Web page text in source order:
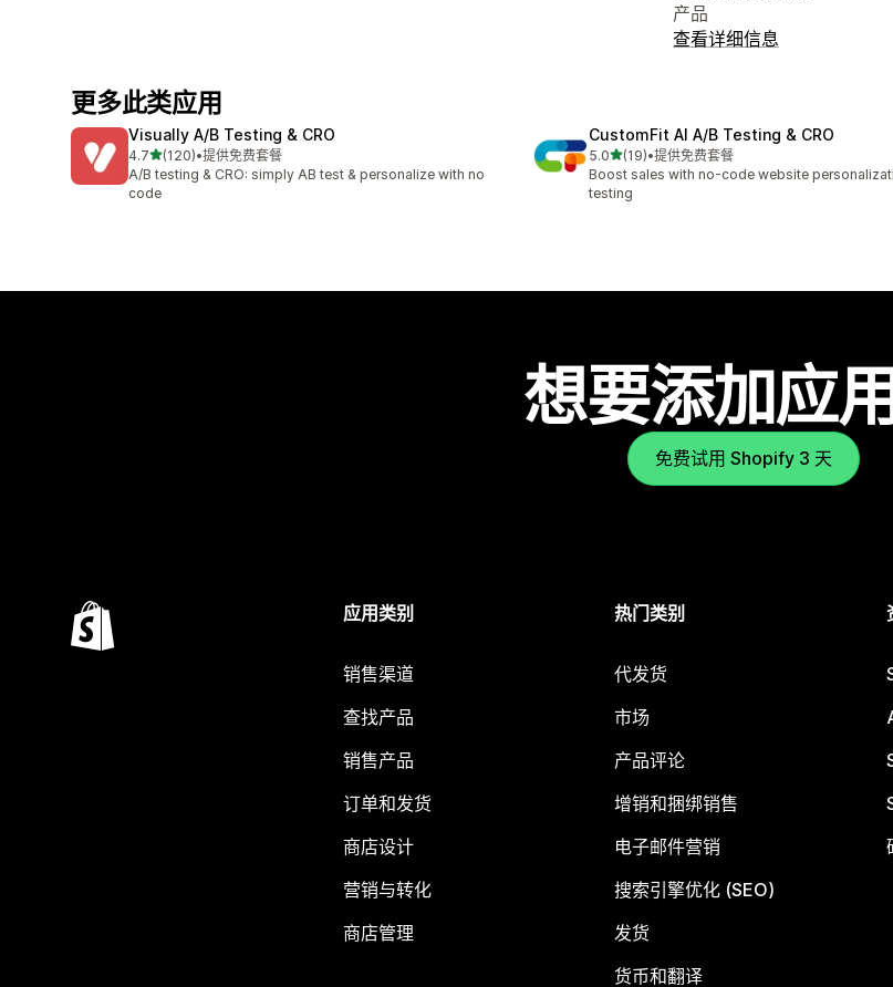
产品
查看详细信息
更多此类应用
Visually A/B Testing & CRO
4.7星（满分 5 星）
(120)
总共 120 条评论
•提供免费套餐
A/B testing & CRO: simply AB test & personalize with no
code
CustomFit AI A/B Testing & CRO
5.0星（满分 5 星）
(19)
总共 19 条评论
•提供免费套餐
Boost sales with no-code website
testing
想要添加应用
免费试用 Shopify 3 天
应用类别
销售渠道
查找产品
销售产品
订单和发货
商店设计
营销与转化
商店管理
热门类别
代发货
市场
产品评论
增销和捆绑销售
电子邮件营销
搜索引擎优化 (SEO)
发货
货币和翻译